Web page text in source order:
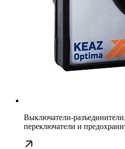
Выключатели-
переключатели и